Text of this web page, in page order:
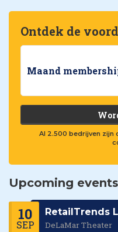
Ontdek de
Maand
Al 2.500 bedrijven zijn
Upcoming events
10
SEP
RetailTrends
DeLaMar Theater